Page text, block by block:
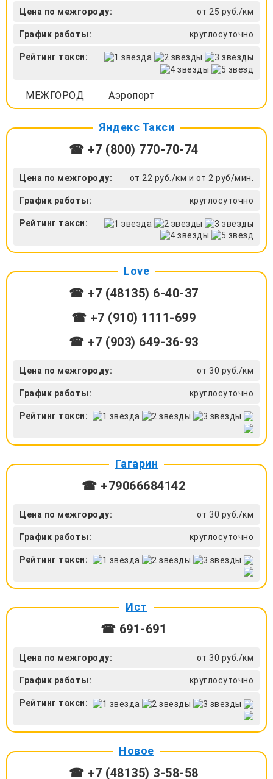
Цена по межгороду: от 25 руб./км
График работы: круглосуточно
Рейтинг такси:
МЕЖГОРОД Аэропорт
Яндекс Такси
☎ +7 (800) 770-70-74
Цена по межгороду: от 22 руб./км и от 2 руб/мин.
График работы: круглосуточно
Рейтинг такси:
Love
☎ +7 (48135) 6-40-37
☎ +7 (910) 1111-699
☎ +7 (903) 649-36-93
Цена по межгороду: от 30 руб./км
График работы: круглосуточно
Рейтинг такси:
Гагарин
☎ +79066684142
Цена по межгороду: от 30 руб./км
График работы: круглосуточно
Рейтинг такси:
Ист
☎ 691-691
Цена по межгороду: от 30 руб./км
График работы: круглосуточно
Рейтинг такси:
Новое
☎ +7 (48135) 3-58-58